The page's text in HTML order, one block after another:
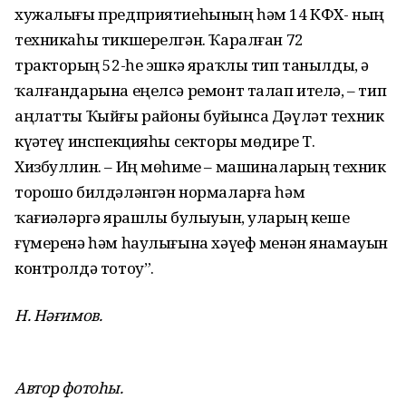
хужалығы предприятиеһының һәм 14 КФХ- ның
техникаһы тикшерелгән. Ҡаралған 72
тракторҙың 52-һе эшкә яраҡлы тип танылды, ә
ҡалғандарына еңелсә ремонт талап ителә, – тип
аңлатты Ҡыйғы районы буйынса Дәүләт техник
күҙәтеү инспекцияһы секторы мөдире Т.
Хизбуллин. – Иң мөһиме – машиналарҙың техник
торошо билдәләнгән нормаларға һәм
ҡағиҙәләргә ярашлы булыуын, уларҙың кеше
ғүмеренә һәм һаулығына хәүеф менән янамауын
контролдә тотоу”.
Н. Нәғимов.
Автор фотоһы.